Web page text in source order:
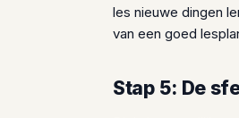
les nieuwe dingen
van een goed
Stap 5: De